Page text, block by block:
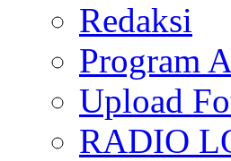
Redaksi
Program
Upload
RADIO